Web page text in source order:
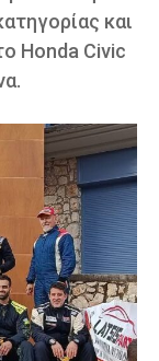
και
Honda Civic